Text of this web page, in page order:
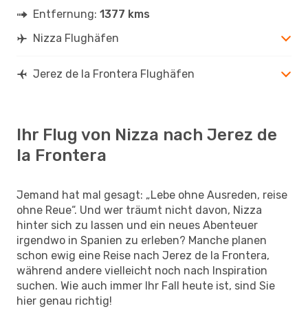
Entfernung: 1377 kms
Nizza Flughäfen
Jerez de la Frontera Flughäfen
Ihr Flug von Nizza nach Jerez de
la Frontera
Jemand hat mal gesagt: „Lebe ohne Ausreden, reise
ohne Reue“. Und wer träumt nicht davon, Nizza
hinter sich zu lassen und ein neues Abenteuer
irgendwo in Spanien zu erleben? Manche planen
schon ewig eine Reise nach Jerez de la Frontera,
während andere vielleicht noch nach Inspiration
suchen. Wie auch immer Ihr Fall heute ist, sind Sie
hier genau richtig!